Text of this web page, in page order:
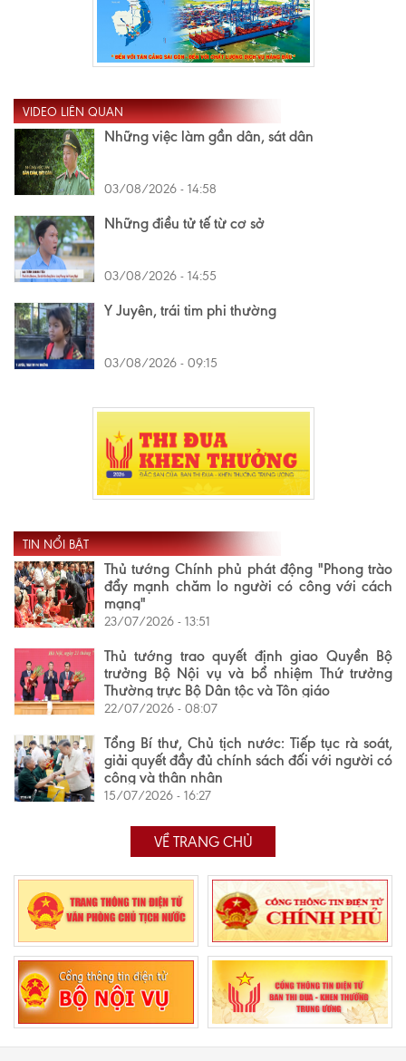
VIDEO LIÊN QUAN
Những việc làm gần dân, sát dân
03/08/2026 - 14:58
Những điều tử tế từ cơ sở
03/08/2026 - 14:55
Y Juyên, trái tim phi thường
03/08/2026 - 09:15
TIN NỔI BẬT
Thủ tướng Chính phủ phát động "Phong trào
đẩy mạnh chăm lo người có công với cách
mạng"
23/07/2026 - 13:51
Thủ tướng trao quyết định giao Quyền Bộ
trưởng Bộ Nội vụ và bổ nhiệm Thứ trưởng
Thường trực Bộ Dân tộc và Tôn giáo
22/07/2026 - 08:07
Tổng Bí thư, Chủ tịch nước: Tiếp tục rà soát,
giải quyết đầy đủ chính sách đối với người có
công và thân nhân
15/07/2026 - 16:27
VỀ TRANG CHỦ